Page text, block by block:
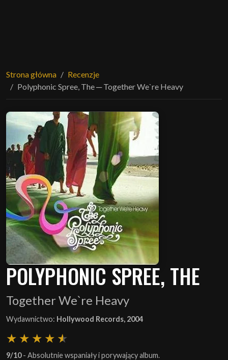
Strona główna
Recenzje
Polyphonic Spree, The ─ Together We`re Heavy
POLYPHONIC SPREE, THE
Together We`re Heavy
Wydawnictwo: Hollywood Records, 2004
9/10- Absolutnie wspaniały i porywający album.